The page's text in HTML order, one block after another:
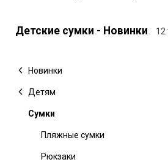
Детские сумки - Новинки 12
Новинки
Детям
Сумки
Пляжные сумки
Рюкзаки